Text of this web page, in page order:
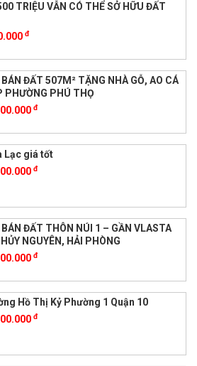
TRIỆU VẪN CÓ THỂ SỞ HỮU ĐẤT
đ
ĐẤT 507M² TẶNG NHÀ GỖ, AO CÁ
PHƯỜNG PHÚ THỌ
đ
Lạc giá tốt
đ
ĐẤT THÔN NÚI 1 – GẦN VLASTA
NGUYÊN, HẢI PHÒNG
đ
Hồ Thị Kỷ Phường 1 Quận 10
đ